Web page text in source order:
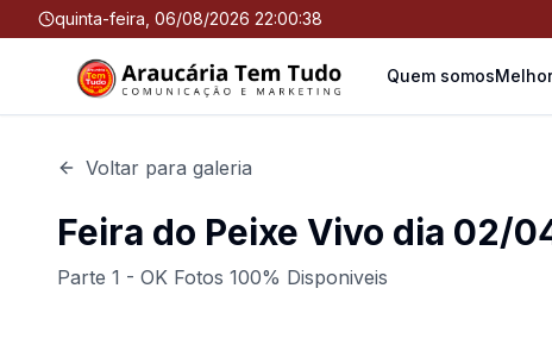
quinta-feira, 06/08/2026 22:00:38
Quem somos
Voltar para galeria
Feira do Peixe Vivo dia 02/
Parte 1 - OK Fotos 100% Disponiveis